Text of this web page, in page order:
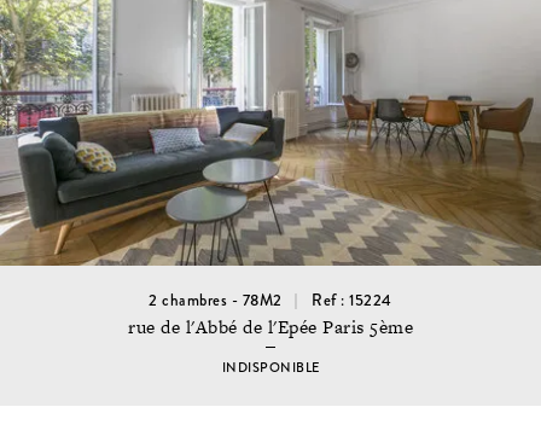
2 chambres - 78M2 Ref : 15224
rue de l'Abbé de l'Epée Paris 5ème
INDISPONIBLE